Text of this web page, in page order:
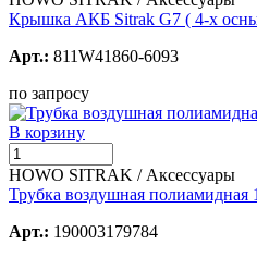
Крышка АКБ Sitrak G7 ( 4-х
Арт.: 811W41860-6093
по запросу
В корзину
HOWO SITRAK / Аксессуары
Трубка воздушная полиамидная
Арт.: 190003179784